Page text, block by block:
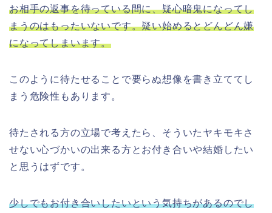
お相手の返事を待っている間に、疑心暗鬼になってし
まうのはもったいないです。疑い始めるとどんどん嫌
になってしまいます。
このように待たせることで要らぬ想像を書き立ててし
まう危険性もあります。
待たされる方の立場で考えたら、そういたヤキモキさ
せない心づかいの出来る方とお付き合いや結婚したい
と思うはずです。
少しでもお付き合いしたいという気持ちがあるのでし